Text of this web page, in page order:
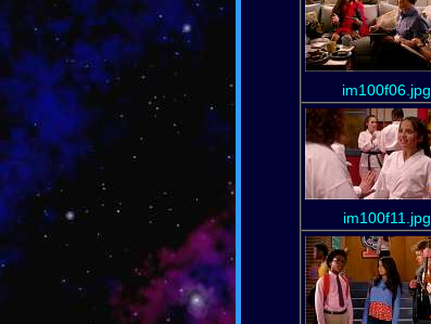
im100f06.jpg
im100f11.jpg